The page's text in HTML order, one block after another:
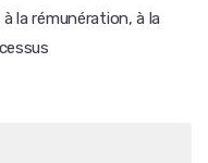
la rémunération, à la